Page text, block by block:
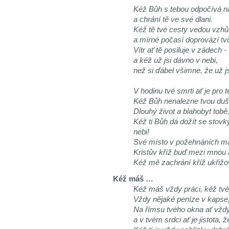
Kéž Bůh s tebou odpočívá
a chrání tě ve své dlani.
Kéž tě tvé cesty vedou
a mírné počasí doprovází
Vítr ať tě posiluje v zádech -
a kéž už jsi dávno v nebi,
než si ďábel všimne, že už
V hodinu tvé smrti ať je pro
Kéž Bůh nenalezne tvou
Dlouhý život a blahobyt
Kéž ti Bůh dá dožít se
nebi!
Své místo v požehnáních
Kristův kříž buď mezi mnou
Kéž mě zachrání kříž
Kéž máš …
Kéž máš vždy práci, kéž
Vždy nějaké peníze v
Na římsu tvého okna ať
a v tvém srdci ať je jistota,